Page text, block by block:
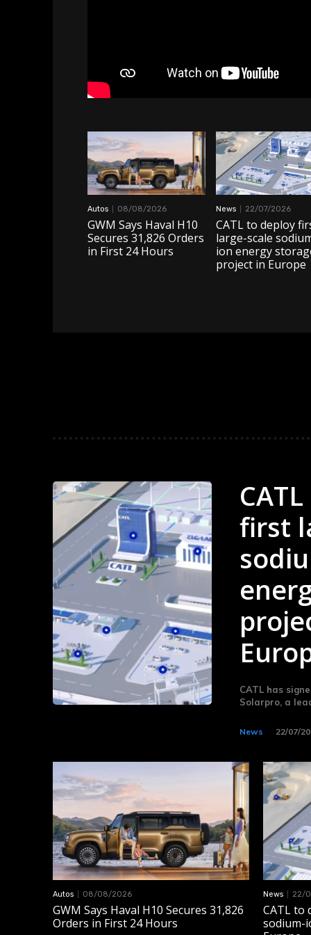
I Want To Sign Up
I Want To Sign Up
Autos 08/08/2026
GWM Says Haval H10
Secures 31,826 Orders
in First 24 Hours
News 22/07/2026
CATL to deploy
large-scale
ion energy
project in Europe
first
CATL has
Solarpro, a
News 22/07/
Autos 08/08/2026
GWM Says Haval H10 Secures 31,826
Orders in First 24 Hours
News 22/
CATL to
sodium-